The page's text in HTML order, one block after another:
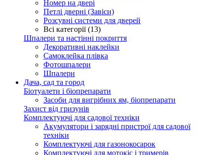
Номер на двері
Петлі дверні (Завіси)
Розсувні системи для дверей
Всі категорії (13)
Шпалери та настінні покриття
Декоративні наклейки
Самоклейка плівка
Фотошпалери
Шпалери
Дача, сад та город
Біотуалети і біопрепарати
Засоби для вигрібних ям, біопрепарати
Захист від гризунів
Комплектуючі для садової техніки
Акумулятори і зарядні пристрої для садової
техніки
Комплектуючі для газонокосарок
Комплектуючі для мотокіс і тримерів